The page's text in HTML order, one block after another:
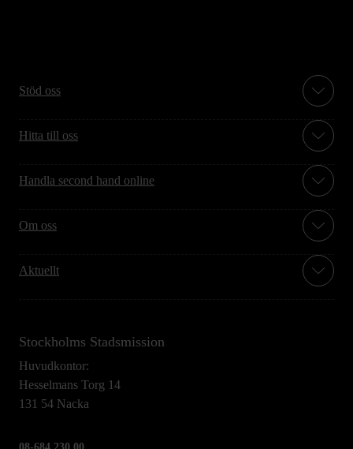
Stöd oss
Hitta till oss
Handla second hand online
Om oss
Aktuellt
Stockholms Stadsmission
Huvudkontor:
Hesselmans Torg 14
131 54 Nacka